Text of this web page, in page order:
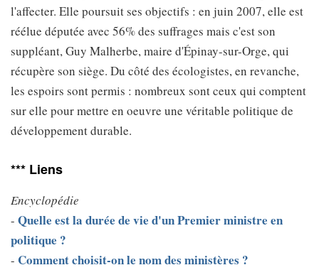
l'affecter. Elle poursuit ses objectifs : en juin 2007, elle est
réélue députée avec 56% des suffrages mais c'est son
suppléant, Guy Malherbe, maire d'Épinay-sur-Orge, qui
récupère son siège. Du côté des écologistes, en revanche,
les espoirs sont permis : nombreux sont ceux qui comptent
sur elle pour mettre en oeuvre une véritable politique de
développement durable.
*** Liens
Encyclopédie
- Quelle est la durée de vie d'un Premier ministre en
politique ?
- Comment choisit-on le nom des ministères ?